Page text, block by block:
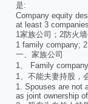
是:
Company equity
at least 3
1家族公司；2防火
1 family company;
一、家族公司
1、 Family company
1、不能夫妻持股，
1. Spouses are not
as joint ownership